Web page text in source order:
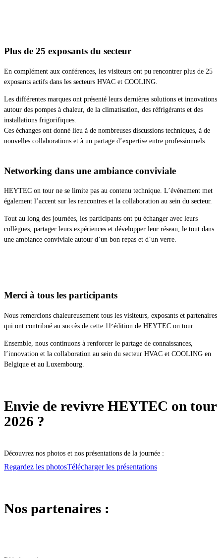
Plus de 25 exposants du secteur
En complément aux conférences, les visiteurs ont pu rencontrer plus de 25
exposants actifs dans les secteurs HVAC et COOLING.
Les différentes marques ont présenté leurs dernières solutions et innovations
autour des pompes à chaleur, de la climatisation, des réfrigérants et des
installations frigorifiques.
Ces échanges ont donné lieu à de nombreuses discussions techniques, à de
nouvelles collaborations et à un partage d’expertise entre professionnels.
Networking dans une ambiance conviviale
HEYTEC on tour ne se limite pas au contenu technique. L’événement met
également l’accent sur les rencontres et la collaboration au sein du secteur.
Tout au long des journées, les participants ont pu échanger avec leurs
collègues, partager leurs expériences et développer leur réseau, le tout dans
une ambiance conviviale autour d’un bon repas et d’un verre.
Merci à tous les participants
Nous remercions chaleureusement tous les visiteurs, exposants et partenaires
qui ont contribué au succès de cette 11ᵉédition de HEYTEC on tour.
Ensemble, nous continuons à renforcer le partage de connaissances,
l’innovation et la collaboration au sein du secteur HVAC et COOLING en
Belgique et au Luxembourg.
Envie de revivre HEYTEC on tour
2026 ?
Découvrez nos photos et nos présentations de la journée :
Regardez les photosTélécharger les présentations
Nos partenaires :